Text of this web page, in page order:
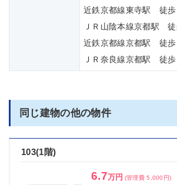
近鉄京都線東寺駅 徒歩
ＪＲ山陰本線京都駅
近鉄京都線京都駅 徒歩
ＪＲ奈良線京都駅 徒
同じ建物の他の物件
103(1階)
6.7万円 (管理費 5,000円)